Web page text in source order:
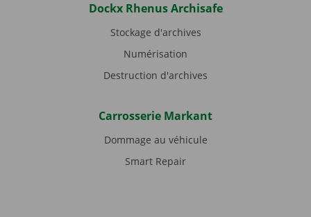
Dockx Rhenus Archisafe
Stockage d'archives
Numérisation
Destruction d'archives
Carrosserie Markant
Dommage au véhicule
Smart Repair